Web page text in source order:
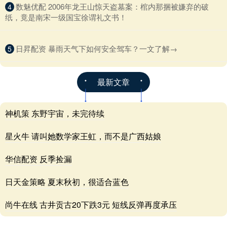
4 ​数魅优配 2006年龙王山惊天盗墓案：棺内那捆被嫌弃的破
纸，竟是南宋一级国宝徐谓礼文书！
5 ​日昇配资 暴雨天气下如何安全驾车？一文了解→
最新文章
神机策 东野宇宙，未完待续
星火牛 请叫她数学家王虹，而不是广西姑娘
华信配资 反季捡漏
日天金策略 夏末秋初，很适合蓝色
尚牛在线 古井贡古20下跌3元 短线反弹再度承压